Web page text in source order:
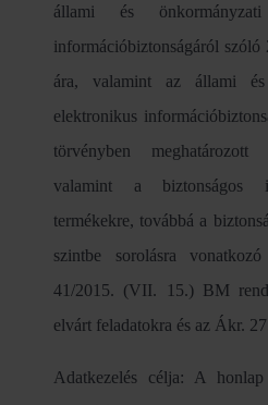
állami és
információbiztonságáról
ára, valamint az állami és
elektronikus
törvényben meghatározott
valamint a biztonságos
termékekre, továbbá a
szintbe sorolásra
41/2015. (VII. 15.) BM
elvárt feladatokra és az Ákr.
Adatkezelés célja: A